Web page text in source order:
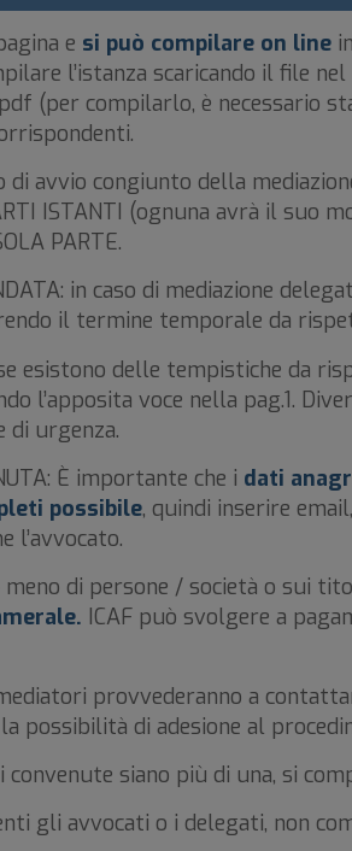
e si può compilare on line
l’istanza scaricando il file
(per compilarlo, è necessario
di avvio congiunto della
ISTANTI (ognuna avrà il suo
PARTE.
in caso di mediazione
il termine temporale da
se esistono delle tempistiche da
l’apposita voce nella pag.1.
di urgenza.
È importante che i dati
possibile, quindi inserire
l’avvocato.
meno di persone / società o sui
ICAF può svolgere a
provvederanno a
possibilità di adesione al
siano più di una, si
gli avvocati o i delegati, non